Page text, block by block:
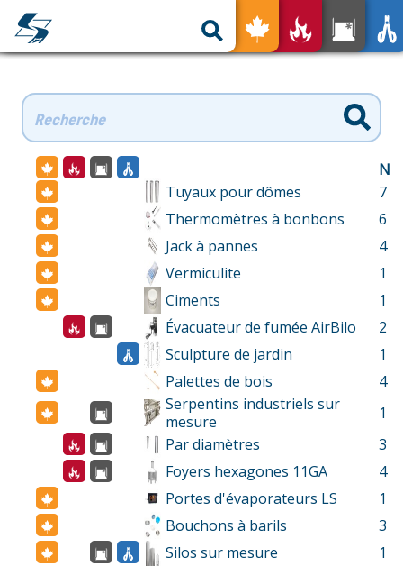
pour tous
Sur mesure
Outils et ressources
Notre expertise
Nos services
Trouvez un représentant
Produits usagés
Nous joindre
N
Tuyaux pour dômes
7
Thermomètres à bonbons
6
Jack à pannes
4
Vermiculite
1
Ciments
1
Évacuateur de fumée AirBilo
2
Sculpture de jardin
1
Palettes de bois
4
Serpentins industriels sur
mesure
1
Par diamètres
3
Foyers hexagones 11GA
4
Portes d'évaporateurs LS
1
Bouchons à barils
3
Silos sur mesure
1